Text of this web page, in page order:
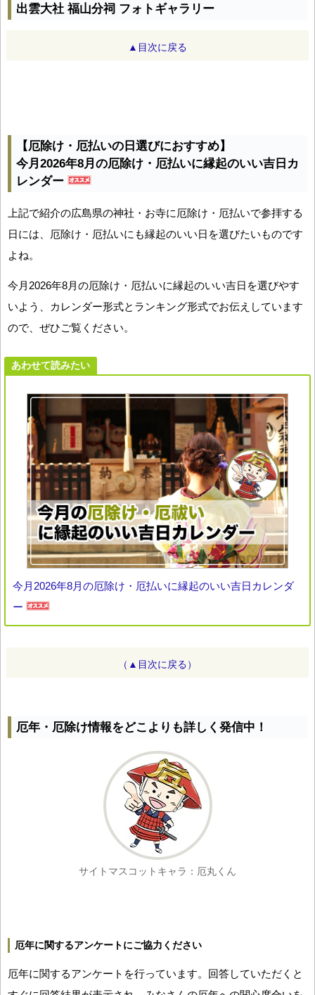
出雲大社 福山分祠 フォトギャラリー
▲目次に戻る
【厄除け・厄払いの日選びにおすすめ】
今月2026年8月の厄除け・厄払いに縁起のいい吉日カ
レンダー
上記で紹介の広島県の神社・お寺に厄除け・厄払いで参拝する
日には、厄除け・厄払いにも縁起のいい日を選びたいものです
よね。
今月2026年8月の厄除け・厄払いに縁起のいい吉日を選びやす
いよう、カレンダー形式とランキング形式でお伝えしています
ので、ぜひご覧ください。
あわせて読みたい
今月2026年8月の厄除け・厄払いに縁起のいい吉日カレンダ
ー
（▲目次に戻る）
厄年・厄除け情報をどこよりも詳しく発信中！
サイトマスコットキャラ：厄丸くん
厄年に関するアンケートにご協力ください
厄年に関するアンケートを行っています。回答していただくと